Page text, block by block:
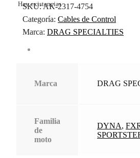
Hay existencias
SKU:AK-2317-4754
Categoría: Cables de Control
Marca: DRAG SPECIALTIES
Marca DRAG
Familia
de
moto
DYNA,